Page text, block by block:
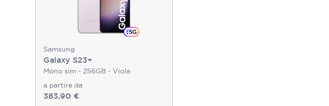
Samsung
Galaxy S23+
Mono sim - 256GB - Viola
a partire da
383,90 €